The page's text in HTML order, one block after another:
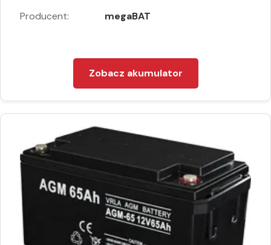
Producent: megaBAT
Zobacz akumulator